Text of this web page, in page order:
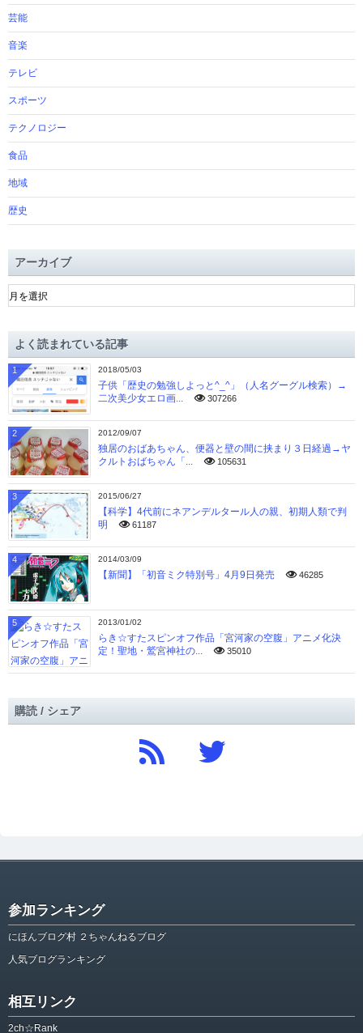
芸能
音楽
テレビ
スポーツ
テクノロジー
食品
地域
歴史
アーカイブ
ア
ー
ブよく読まれている記事
2018/05/03
子供「歴史の勉強しよっと^_^」（人名グーグル検索）→
二次美少女エロ画...
307266
1
2012/09/07
独居のおばあちゃん、便器と壁の間に挟まり３日経過→ヤ
クルトおばちゃん「...
105631
2
2015/06/27
【科学】4代前にネアンデルタール人の親、初期人類で判
明
61187
3
2014/03/09
【新聞】「初音ミク特別号」4月9日発売 46285
4
2013/01/02
らき☆すたスピンオフ作品「宮河家の空腹」アニメ化決
定！聖地・鷲宮神社の...
35010
5
購読 / シェア
参加ランキング
にほんブログ村 ２ちゃんねるブログ
人気ブログランキング
相互リンク
2ch☆Rank